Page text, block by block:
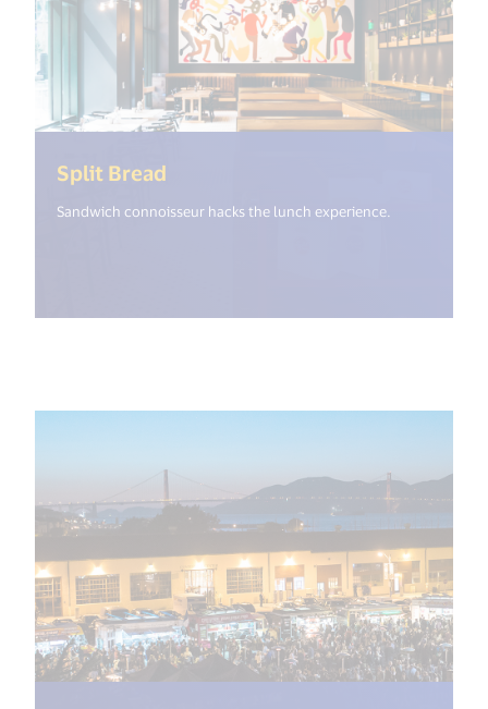
Split Bread
Sandwich connoisseur hacks the lunch experience.